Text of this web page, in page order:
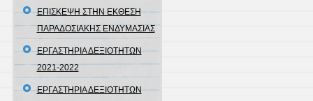
ΕΠΙΣΚΕΨΗ ΣΤΗΝ ΕΚΘΕΣΗ
ΠΑΡΑΔΟΣΙΑΚΗΣ ΕΝΔΥΜΑΣΙΑΣ
ΕΡΓΑΣΤΗΡΙΑ ΔΕΞΙΟΤΗΤΩΝ
2021-2022
ΕΡΓΑΣΤΗΡΙΑ ΔΕΞΙΟΤΗΤΩΝ